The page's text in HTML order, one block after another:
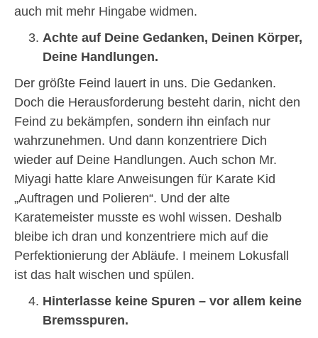
auch mit mehr Hingabe widmen.
Achte auf Deine Gedanken, Deinen Körper,
Deine Handlungen.
Der größte Feind lauert in uns. Die Gedanken.
Doch die Herausforderung besteht darin, nicht den
Feind zu bekämpfen, sondern ihn einfach nur
wahrzunehmen. Und dann konzentriere Dich
wieder auf Deine Handlungen. Auch schon Mr.
Miyagi hatte klare Anweisungen für Karate Kid
„Auftragen und Polieren“. Und der alte
Karatemeister musste es wohl wissen. Deshalb
bleibe ich dran und konzentriere mich auf die
Perfektionierung der Abläufe. I meinem Lokusfall
ist das halt wischen und spülen.
Hinterlasse keine Spuren – vor allem keine
Bremsspuren.